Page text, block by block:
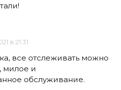
в 21:31
все отслеживать можно
милое и
обслуживание.